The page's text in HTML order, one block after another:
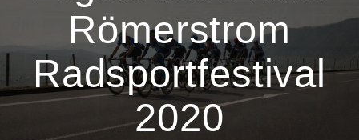
Römerstrom
Radsportfestival
2020